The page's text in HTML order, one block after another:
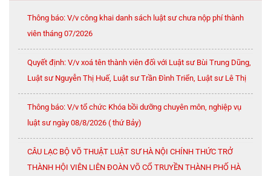
Thông báo: V/v công khai danh sách luật sư chưa nộp phí thành
viên tháng 07/2026
Quyết định: V/v xoá tên thành viên đối với Luật sư Bùi Trung Dũng,
Luật sư Nguyễn Thị Huế, Luật sư Trần Đình Triển, Luật sư Lê Thị
Oanh
Thông báo: V/v tổ chức Khóa bồi dưỡng chuyên môn, nghiệp vụ
luật sư ngày 08/8/2026 ( thứ Bảy)
CÂU LẠC BỘ VÕ THUẬT LUẬT SƯ HÀ NỘI CHÍNH THỨC TRỞ
THÀNH HỘI VIÊN LIÊN ĐOÀN VÕ CỔ TRUYỀN THÀNH PHỐ HÀ